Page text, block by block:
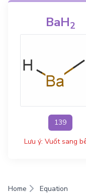
BaH2
139
Lưu ý: Vuốt sang
Home
Equation